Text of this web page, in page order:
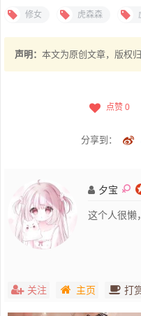
修女 虎森森
声明： 本文为原创文章，版权归
点赞 0
分享到：
夕宝
这个人很懒
关注 主页 打